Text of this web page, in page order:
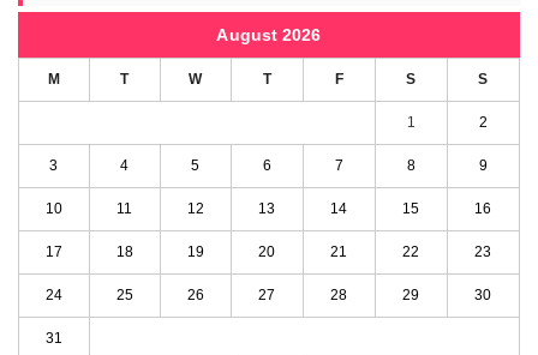
August 2026
M T W T F S S
1 2
3 4 5 6 7 8 9
10 11 12 13 14 15 16
17 18 19 20 21 22 23
24 25 26 27 28 29 30
31